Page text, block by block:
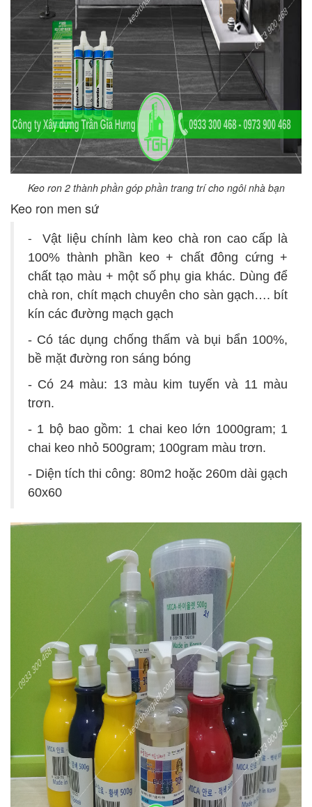
Keo ron 2 thành phần góp phần trang trí cho ngôi nhà bạn
Keo ron men sứ
-Vật liệu chính làm keo chà ron cao cấp là
100% thành phần keo + chất đông cứng +
chất tạo màu + một số phụ gia khác. Dùng để
chà ron, chít mạch chuyên cho sàn gạch…. bít
kín các đường mạch gạch
- Có tác dụng chống thấm và bụi bẩn 100%,
bề mặt đường ron sáng bóng
- Có 24 màu: 13 màu kim tuyến và 11 màu
trơn.
- 1 bộ bao gồm: 1 chai keo lớn 1000gram; 1
chai keo nhỏ 500gram; 100gram màu trơn.
- Diện tích thi công: 80m2 hoặc 260m dài gạch
60x60